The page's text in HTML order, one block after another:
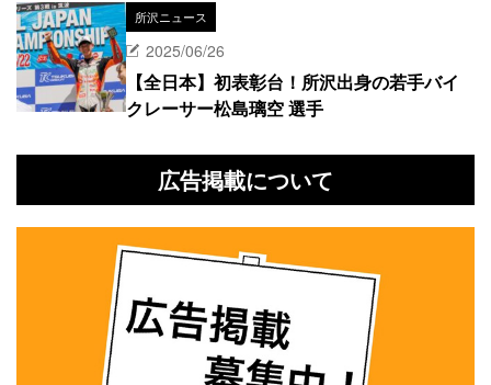
所沢ニュース
2025/06/26
【全日本】初表彰台！所沢出身の若手バイ
クレーサー松島璃空 選手
広告掲載について